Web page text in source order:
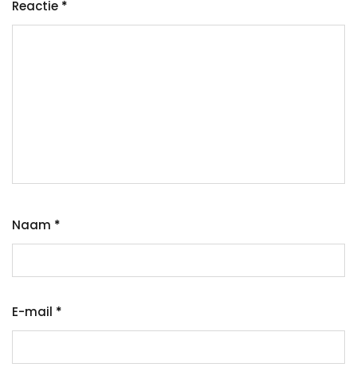
Reactie *
Naam *
E-mail *